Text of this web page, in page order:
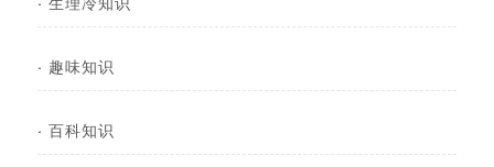
· 趣味知识
· 百科知识